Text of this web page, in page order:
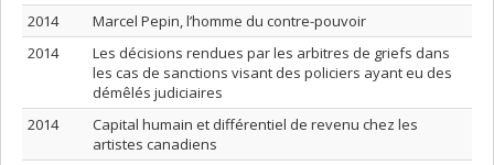
2014
Marcel Pepin, l’homme du contre-pouvoir
2014
Les décisions rendues par les arbitres de griefs dans
les cas de sanctions visant des policiers ayant eu des
démêlés judiciaires
2014
Capital humain et différentiel de revenu chez les
artistes canadiens